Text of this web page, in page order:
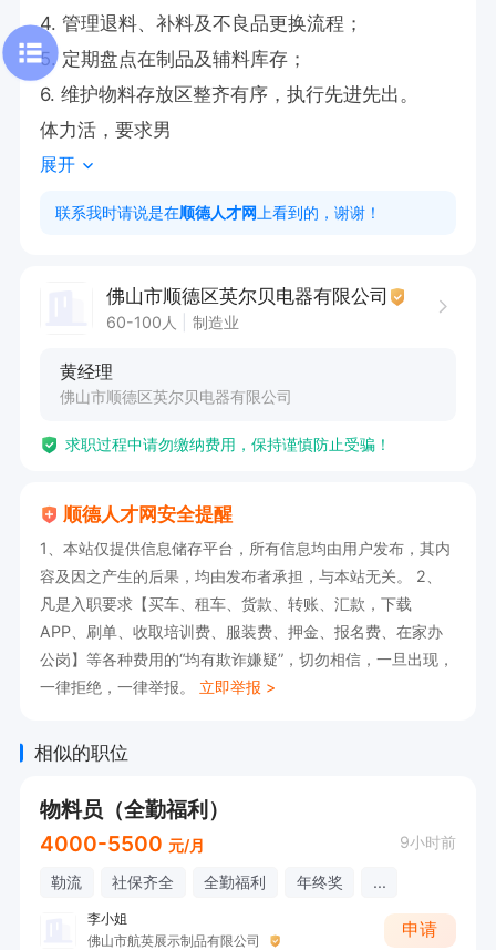
4. 管理退料、补料及不良品更换流程；
5. 定期盘点在制品及辅料库存；
6. 维护物料存放区整齐有序，执行先进先出。
体力活，要求男
展开
联系我时请说是在顺德人才网 上看到的，谢谢！
佛山市顺德区英尔贝电器有限公司
60-100人 制造业
黄经理
佛山市顺德区英尔贝电器有限公司
求职过程中请勿缴纳费用，保持谨慎防止受骗！
顺德人才网安全提醒
1、本站仅提供信息储存平台，所有信息均由用户发布，其内
容及因之产生的后果，均由发布者承担，与本站无关。 2、
凡是入职要求【买车、租车、货款、转账、汇款，下载
APP、刷单、收取培训费、服装费、押金、报名费、在家办
公岗】等各种费用的“均有欺诈嫌疑”，切勿相信，一旦出现，
一律拒绝，一律举报。 立即举报 >
相似的职位
物料员（全勤福利）
4000-5500 元/月 9小时前
勒流 社保齐全 全勤福利 年终奖 ...
李小姐
佛山市航英展示制品有限公司
申请